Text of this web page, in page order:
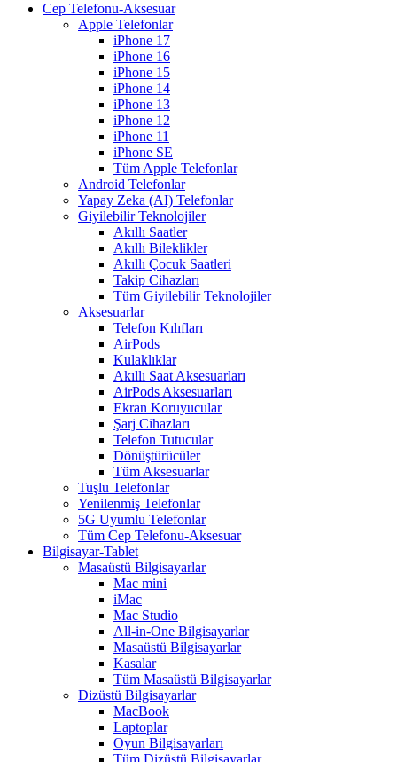
Cep Telefonu-Aksesuar
Apple Telefonlar
iPhone 17
iPhone 16
iPhone 15
iPhone 14
iPhone 13
iPhone 12
iPhone 11
iPhone SE
Tüm Apple Telefonlar
Android Telefonlar
Yapay Zeka (AI) Telefonlar
Giyilebilir Teknolojiler
Akıllı Saatler
Akıllı Bileklikler
Akıllı Çocuk Saatleri
Takip Cihazları
Tüm Giyilebilir Teknolojiler
Aksesuarlar
Telefon Kılıfları
AirPods
Kulaklıklar
Akıllı Saat Aksesuarları
AirPods Aksesuarları
Ekran Koruyucular
Şarj Cihazları
Telefon Tutucular
Dönüştürücüler
Tüm Aksesuarlar
Tuşlu Telefonlar
Yenilenmiş Telefonlar
5G Uyumlu Telefonlar
Tüm Cep Telefonu-Aksesuar
Bilgisayar-Tablet
Masaüstü Bilgisayarlar
Mac mini
iMac
Mac Studio
All-in-One Bilgisayarlar
Masaüstü Bilgisayarlar
Kasalar
Tüm Masaüstü Bilgisayarlar
Dizüstü Bilgisayarlar
MacBook
Laptoplar
Oyun Bilgisayarları
Tüm Dizüstü Bilgisayarlar